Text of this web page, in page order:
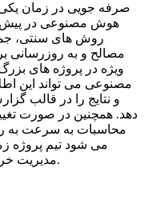
صرفه جویی در زمان یکی
هوش مصنوعی در پیش
روش های سنتی،
مصالح و به روزرسانی
ویژه در پروژه های
مصنوعی می تواند این
و نتایج را در قالب
دهد. همچنین در صورت
محاسبات به سرعت به
می شود تیم پروژه
مدیریت خرید و کنترل هزینه ها داشته باشد.